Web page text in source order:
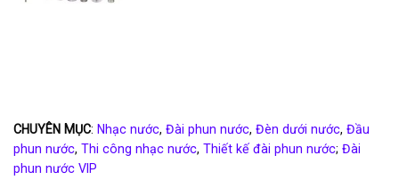
CHUYÊN MỤC: Nhạc nước, Đài phun nước, Đèn dưới nước, Đầu
phun nước, Thi công nhạc nước, Thiết kế đài phun nước; Đài
phun nước VIP